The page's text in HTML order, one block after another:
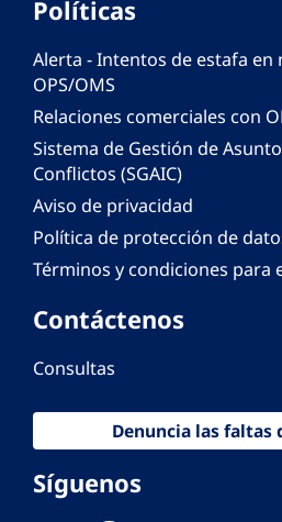
Políticas
Alerta - Intentos de estafa en
OPS/OMS
Relaciones comerciales con
Sistema de Gestión de
Conflictos (SGAIC)
Aviso de privacidad
Política de protección de
Términos y condiciones para
Contáctenos
Consultas
Denuncia las faltas
Síguenos